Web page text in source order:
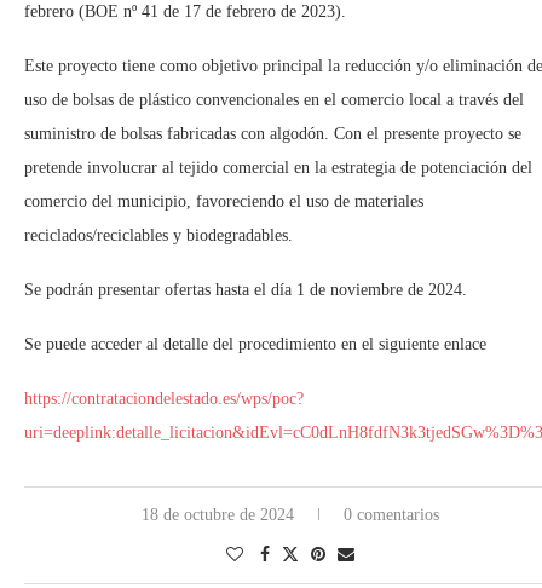
febrero (BOE nº 41 de 17 de febrero de 2023).
Este proyecto tiene como objetivo principal la reducción y/o eliminación
uso de bolsas de plástico convencionales en el comercio local a través del
suministro de bolsas fabricadas con algodón. Con el presente proyecto se
pretende involucrar al tejido comercial en la estrategia de potenciación del
comercio del municipio, favoreciendo el uso de materiales
reciclados/reciclables y biodegradables.
Se podrán presentar ofertas hasta el día 1 de noviembre de 2024.
Se puede acceder al detalle del procedimiento en el siguiente enlace
https://contrataciondelestado.es/wps/poc?
18 de octubre de 2024 0 comentarios